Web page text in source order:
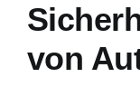
von